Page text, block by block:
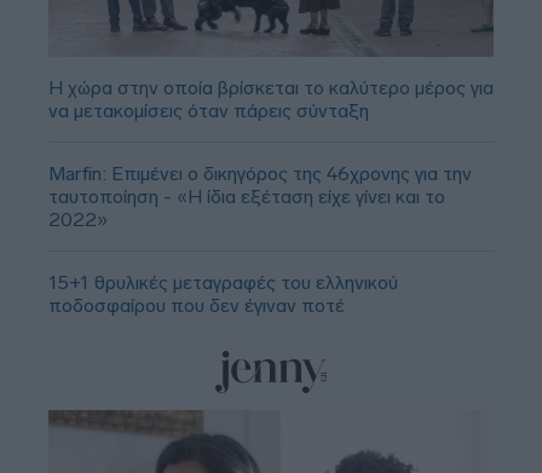
Η χώρα στην οποία βρίσκεται το καλύτερο μέρος για
να μετακομίσεις όταν πάρεις σύνταξη
Marfin: Επιμένει ο δικηγόρος της 46χρονης για την
ταυτοποίηση - «Η ίδια εξέταση είχε γίνει και το
2022»
15+1 θρυλικές μεταγραφές του ελληνικού
ποδοσφαίρου που δεν έγιναν ποτέ